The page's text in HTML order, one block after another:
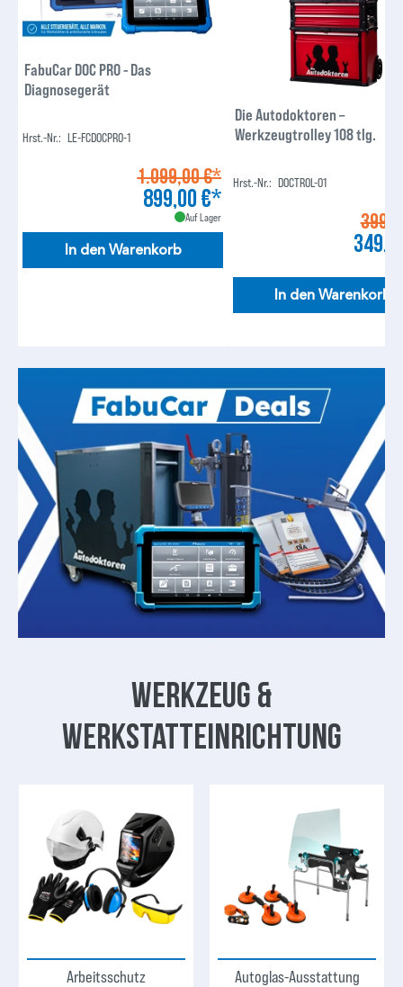
FabuCar DOC PRO - Das
Diagnosegerät
Hrst.-Nr.: LE-FCDOCPRO-1
1.099,00 €*
899,00 €*
Auf Lager
In den Warenkorb
Die Autodoktoren –
Werkzeugtrolley 108 tlg.
Hrst.-Nr.: DOCTROL-01
In den Warenkorb
Werkzeug &
Werkstatteinrichtung
Arbeitsschutz Autoglas-Ausstattung